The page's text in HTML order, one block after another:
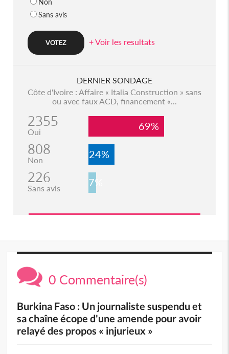
Non
Sans avis
+ Voir les resultats
DERNIER SONDAGE
Côte d'Ivoire : Affaire « Italia Construction » sans
ou avec faux ACD, financement «...
2355
Oui 69%
808
Non 24%
226
Sans avis 7%
0 Commentaire(s)
Burkina Faso : Un journaliste suspendu et
sa chaîne écope d'une amende pour avoir
relayé des propos « injurieux »